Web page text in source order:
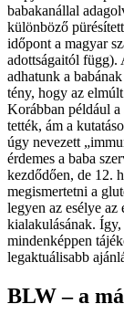
babakanállal
különböző
időpont a magyar
adottságaitól függ).
adhatunk a
tény, hogy az
Korábban például a
tették, ám a
úgy nevezett
érdemes a baba
kezdődően, de 12.
megismertetni a
legyen az esélye az
kialakulásának.
mindenképpen
legaktuálisabb
BLW – a